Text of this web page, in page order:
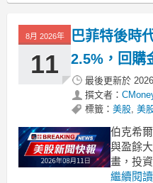
安」已
8月 2026年
11
巴菲特後時
2.5%，回購
最後更新於
撰文者：
標籤： 美股, 美
伯克希
與盈餘
畫，投
container {
繼續閱